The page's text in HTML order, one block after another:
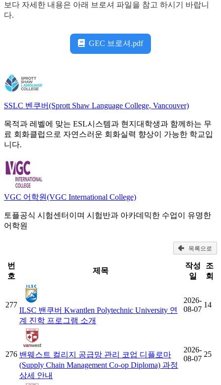
보다 자세한 내용은 아래 브로셔 파일을 참고 하시기 바랍니
다.
GEC 브로셔.pdf
SSLC 벤쿠버(Sprott Shaw Language College, Vancouver)
목적과 레벨에 맞는 ESL시스템과 현지대학생과 함께하는 무
료 회화클럽으로 자연스러운 회화실력 향상이 가능한 학교입
니다.
VGC 어학원(VGC International College)
토플공식 시험센터이며 시험반과 아카데믹한 수업이 유명한
어학원
목록으로
번
호
제목
작성
일
조
회
277
ILSC 밴쿠버 Kwantlen Polytechnic University 연
계 진학 프로그램 소개
2026-
08-07
14
276 밴웨스트 컬리지 공급망 관리 코업 디플로마
(Supply Chain Management Co-op Diploma) 과정
상세 안내
2026-
08-07
25